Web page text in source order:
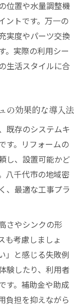
減リフォーム
ネ機能を徹底
活の質向上
ス水栓の魅力
シュの快適操
生的なキッチ
がラクになる
手間いらずの
ス水栓の選び
位置や水量調整機
ントです。万一の
実度やパーツ交換
。実際の利用シー
生活スタイルに合
の効果的な導入法
既存のシステムキ
す。リフォームの
し、設置可能かど
八千代市の地域密
、最適な工事プラ
さやシンクの形
も考慮しましょ
」と感じる失敗例
験したり、利用者
す。補助金や助成
負担を抑えながら